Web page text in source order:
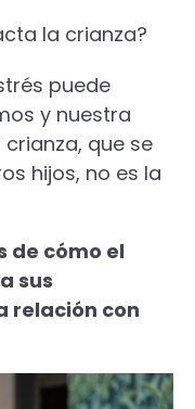
la crianza?
puede
y nuestra
que se
hijos, no es la
de cómo el
sus
relación con